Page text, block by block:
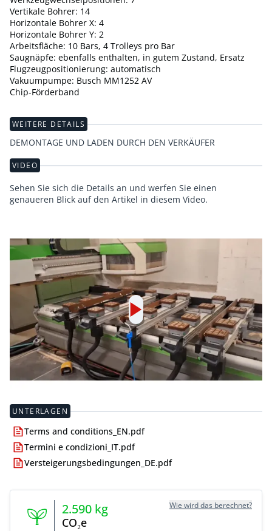
Vertikale Bohrer: 14
Horizontale Bohrer X: 4
Horizontale Bohrer Y: 2
Arbeitsfläche: 10 Bars, 4 Trolleys pro Bar
Saugnäpfe: ebenfalls enthalten, in gutem Zustand, Ersatz
Flugzeugpositionierung: automatisch
Vakuumpumpe: Busch MM1252 AV
Chip-Förderband
WEITERE DETAILS
DEMONTAGE UND LADEN DURCH DEN VERKÄUFER
VIDEO
Sehen Sie sich die Details an und werfen Sie einen
genaueren Blick auf den Artikel in diesem Video.
UNTERLAGEN
Terms and conditions_EN.pdf
Termini e condizioni_IT.pdf
Versteigerungsbedingungen_DE.pdf
2.590 kg
CO₂e
Wie wird das berechnet?